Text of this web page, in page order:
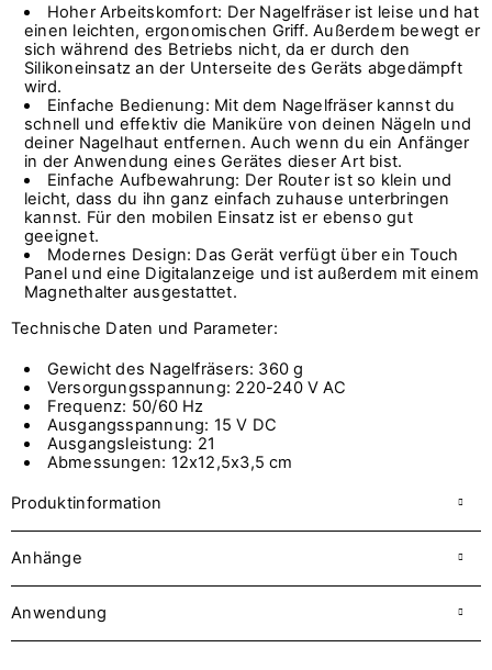
Hoher Arbeitskomfort: Der Nagelfräser ist leise und hat
einen leichten, ergonomischen Griff. Außerdem bewegt er
sich während des Betriebs nicht, da er durch den
Silikoneinsatz an der Unterseite des Geräts abgedämpft
wird.
Einfache Bedienung: Mit dem Nagelfräser kannst du
schnell und effektiv die Maniküre von deinen Nägeln und
deiner Nagelhaut entfernen. Auch wenn du ein Anfänger
in der Anwendung eines Gerätes dieser Art bist.
Einfache Aufbewahrung: Der Router ist so klein und
leicht, dass du ihn ganz einfach zuhause unterbringen
kannst. Für den mobilen Einsatz ist er ebenso gut
geeignet.
Modernes Design: Das Gerät verfügt über ein Touch
Panel und eine Digitalanzeige und ist außerdem mit einem
Magnethalter ausgestattet.
Technische Daten und Parameter:
Gewicht des Nagelfräsers: 360 g
Versorgungsspannung: 220-240 V AC
Frequenz: 50/60 Hz
Ausgangsspannung: 15 V DC
Ausgangsleistung: 21
Abmessungen: 12x12,5x3,5 cm
Produktinformation
Anhänge
Anwendung